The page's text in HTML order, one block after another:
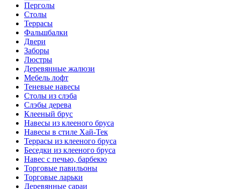
Перголы
Столы
Террасы
Фальшбалки
Двери
Заборы
Люстры
Деревянные жалюзи
Мебель лофт
Теневые навесы
Столы из слэба
Слэбы дерева
Клееный брус
Навесы из клееного бруса
Навесы в стиле Хай-Тек
Террасы из клееного бруса
Беседки из клееного бруса
Навес с печью, барбекю
Торговые павильоны
Торговые ларьки
Деревянные сараи